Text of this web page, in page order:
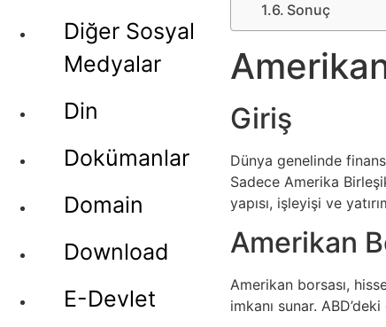
Diğer Sosyal
Medyalar
Din
Dokümanlar
Domain
Download
E-Devlet
Sonuç
Giriş
Dünya genelinde
Sadece Amerika
yapısı, işleyişi ve
Amerikan
Amerikan borsası,
imkanı sunar.